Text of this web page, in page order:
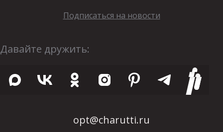
Подписаться на новости
Давайте дружить:
opt@charutti.ru